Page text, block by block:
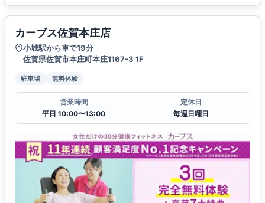
カーブス佐賀本庄店
小城駅から車で19分
佐賀県佐賀市本庄町本庄1167-3 1F
駐車場 無料体験
営業時間
平日 10:00〜13:00
定休日
毎週日曜日